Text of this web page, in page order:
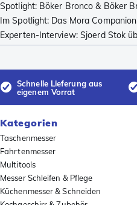
Spotlight: Böker Bronco & Böker
Im Spotlight: Das Mora
Experten-Interview: Sjoerd Stok
Schnelle Lieferung aus
eigenem Vorrat
Kategorien
Taschenmesser
Fahrtenmesser
Multitools
Messer Schleifen & Pflege
Küchenmesser & Schneiden